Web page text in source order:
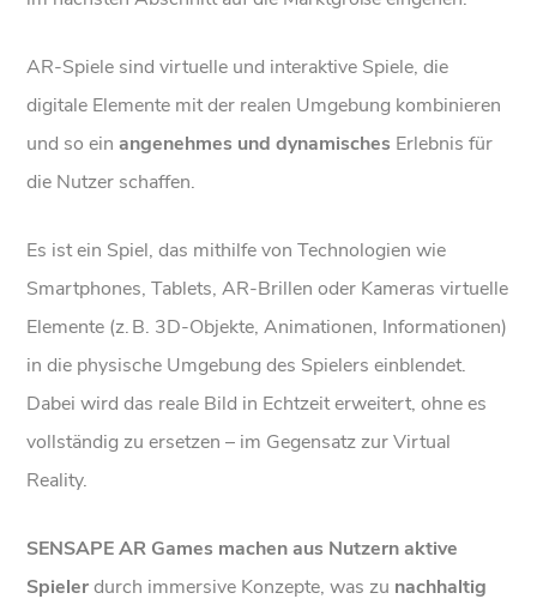
AR-Spiele sind virtuelle und interaktive Spiele, die
digitale Elemente mit der realen Umgebung kombinieren
und so einangenehmes und dynamisches Erlebnis für
die Nutzer schaffen.
Es ist ein Spiel, das mithilfe von Technologien wie
Smartphones, Tablets, AR-Brillen oder Kameras virtuelle
Elemente (z. B. 3D-Objekte, Animationen, Informationen)
in die physische Umgebung des Spielers einblendet.
Dabei wird das reale Bild in Echtzeit erweitert, ohne es
vollständig zu ersetzen – im Gegensatz zur Virtual
Reality.
SENSAPE AR Games machen aus Nutzern aktive
Spielerdurch immersive Konzepte, was zu nachhaltig